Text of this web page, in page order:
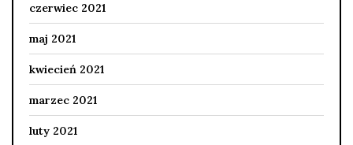
czerwiec 2021
maj 2021
kwiecień 2021
marzec 2021
luty 2021